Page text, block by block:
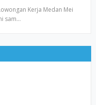
Kerja Medan Mei
sam…